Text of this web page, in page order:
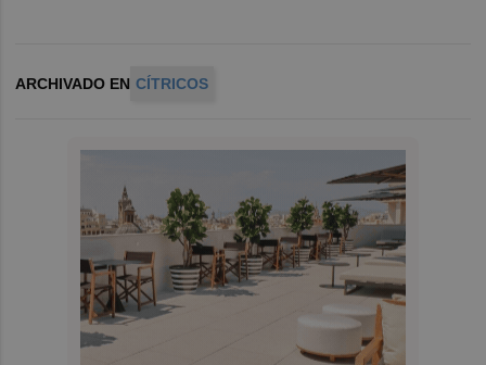
ARCHIVADO EN CÍTRICOS